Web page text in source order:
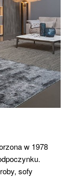
w 1978
sofy